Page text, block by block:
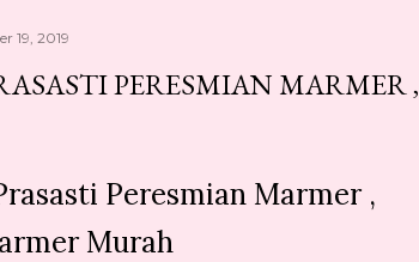
19, 2019
PERESMIAN MARMER ,
Peresmian Marmer ,
Murah